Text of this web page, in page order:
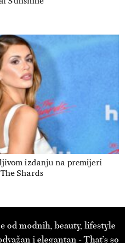
izdanju na premijeri
Shards
od modnih, beauty, lifestyle
i elegantan - That’s so